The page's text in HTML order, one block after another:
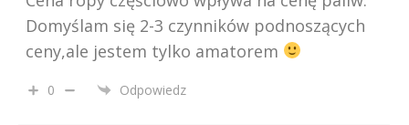
Domyślam się 2-3 czynników podnoszących
ceny,ale jestem tylko amatorem
0 Odpowiedz